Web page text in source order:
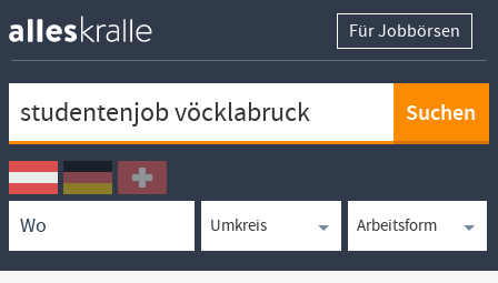
Für Jobbörsen
Ortssuche
Umkreissuche
Arbeitsform